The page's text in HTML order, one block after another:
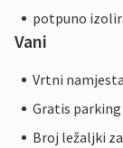
potpuno
Vani
Vrtni
Gratis
Broj ležaljki